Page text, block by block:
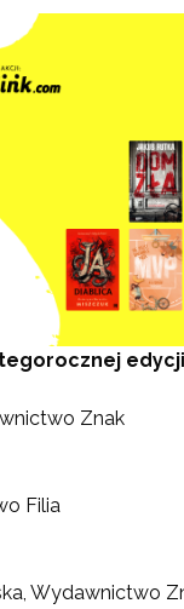
edycji
Znak
Filia
Wydawnictwo